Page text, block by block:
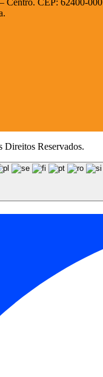
Direitos Reservados.